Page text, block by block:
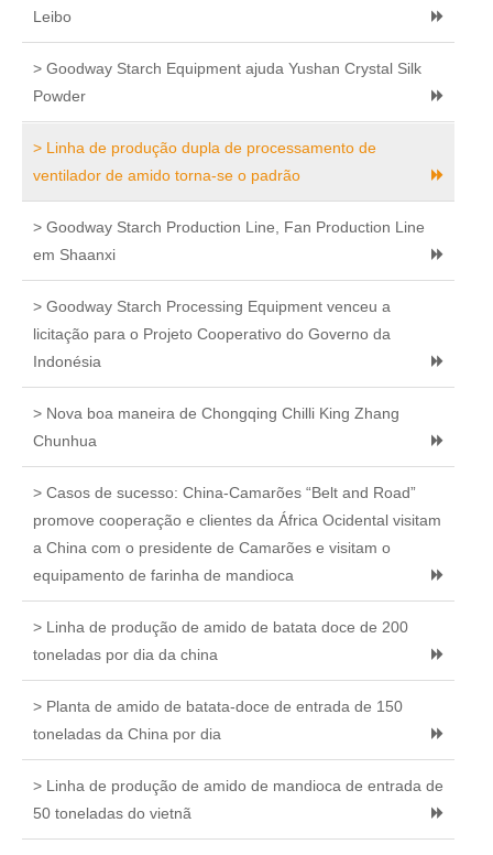
Leibo
> Goodway Starch Equipment ajuda Yushan Crystal Silk
Powder
> Linha de produção dupla de processamento de
ventilador de amido torna-se o padrão
> Goodway Starch Production Line, Fan Production Line
em Shaanxi
> Goodway Starch Processing Equipment venceu a
licitação para o Projeto Cooperativo do Governo da
Indonésia
> Nova boa maneira de Chongqing Chilli King Zhang
Chunhua
> Casos de sucesso: China-Camarões “Belt and Road”
promove cooperação e clientes da África Ocidental visitam
a China com o presidente de Camarões e visitam o
equipamento de farinha de mandioca
> Linha de produção de amido de batata doce de 200
toneladas por dia da china
> Planta de amido de batata-doce de entrada de 150
toneladas da China por dia
> Linha de produção de amido de mandioca de entrada de
50 toneladas do vietnã